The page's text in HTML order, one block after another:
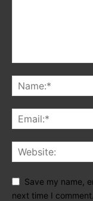
Save my name,
next time I comment.